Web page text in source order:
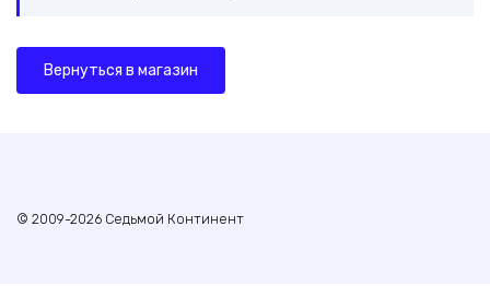
Вернуться в магазин
© 2009-2026 Седьмой Континент